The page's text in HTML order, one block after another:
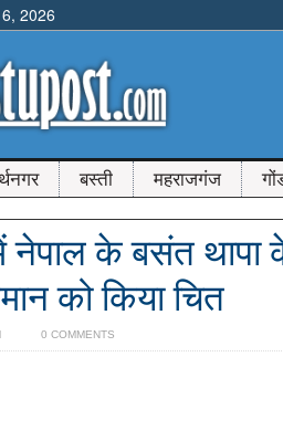
2026
बस्ती महराजगंज
नेपाल के बसंत थापा
को किया चित
0 COMMENTS